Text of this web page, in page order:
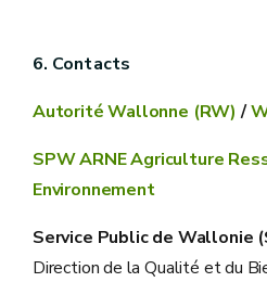
6. Contacts
Autorité Wallonne (RW) /
SPW ARNE Agriculture
Environnement
Service Public de Wallonie
Direction de la Qualité et du